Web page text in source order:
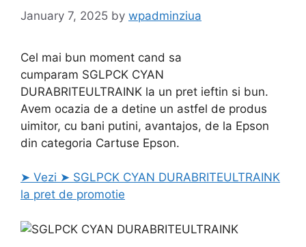
January 7, 2025 by wpadminziua
Cel mai bun moment cand sa
cumparam SGLPCK CYAN
DURABRITEULTRAINK la un pret ieftin si bun.
Avem ocazia de a detine un astfel de produs
uimitor, cu bani putini, avantajos, de la Epson
din categoria Cartuse Epson.
➤ Vezi ➤ SGLPCK CYAN DURABRITEULTRAINK
la pret de promotie